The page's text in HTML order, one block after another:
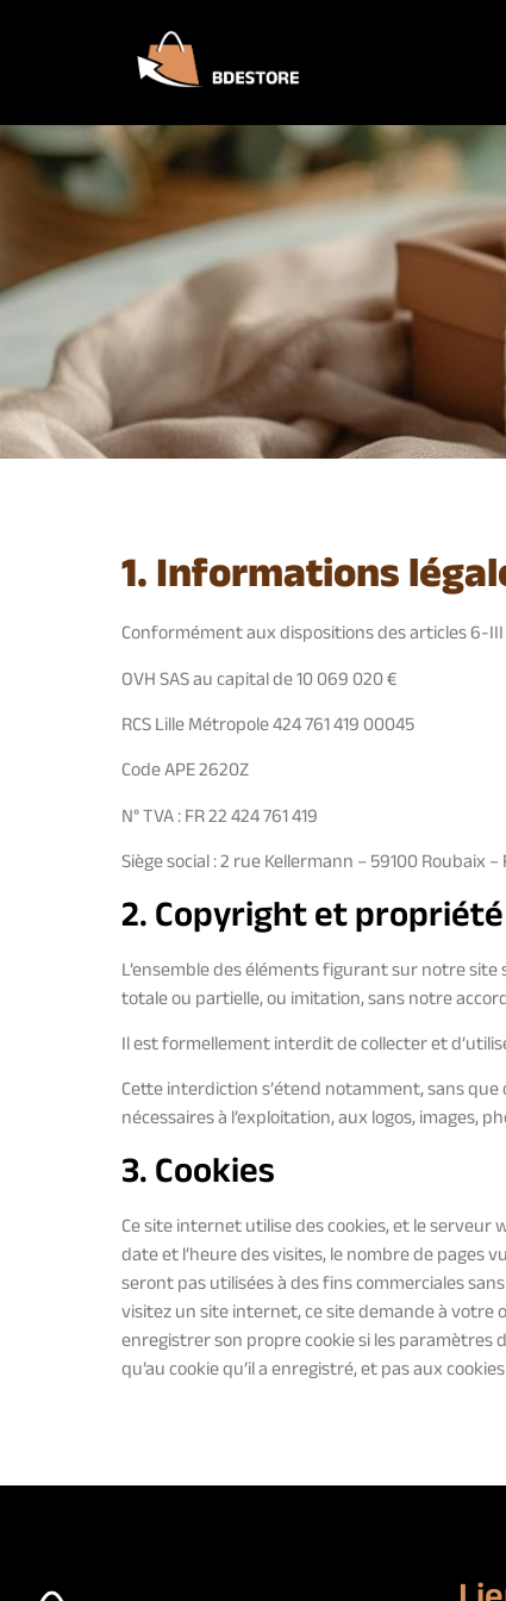
1. Informations
Conformément aux dispositions des articles 6-
OVH SAS au capital de 10 069 020 €
RCS Lille Métropole 424 761 419 00045
Code APE 2620Z
N° TVA : FR 22 424 761 419
Siège social : 2 rue Kellermann – 59100 Roubaix
2. Copyright et
L’ensemble des éléments figurant sur notre
totale ou partielle, ou imitation, sans notre
Il est formellement interdit de collecter et
Cette interdiction s’étend notamment, sans
nécessaires à l’exploitation, aux logos, images,
3. Cookies
Ce site internet utilise des cookies, et le
date et l’heure des visites, le nombre de pages
seront pas utilisées à des fins commerciales
visitez un site internet, ce site demande à votre
enregistrer son propre cookie si les
qu’au cookie qu’il a enregistré, et pas aux